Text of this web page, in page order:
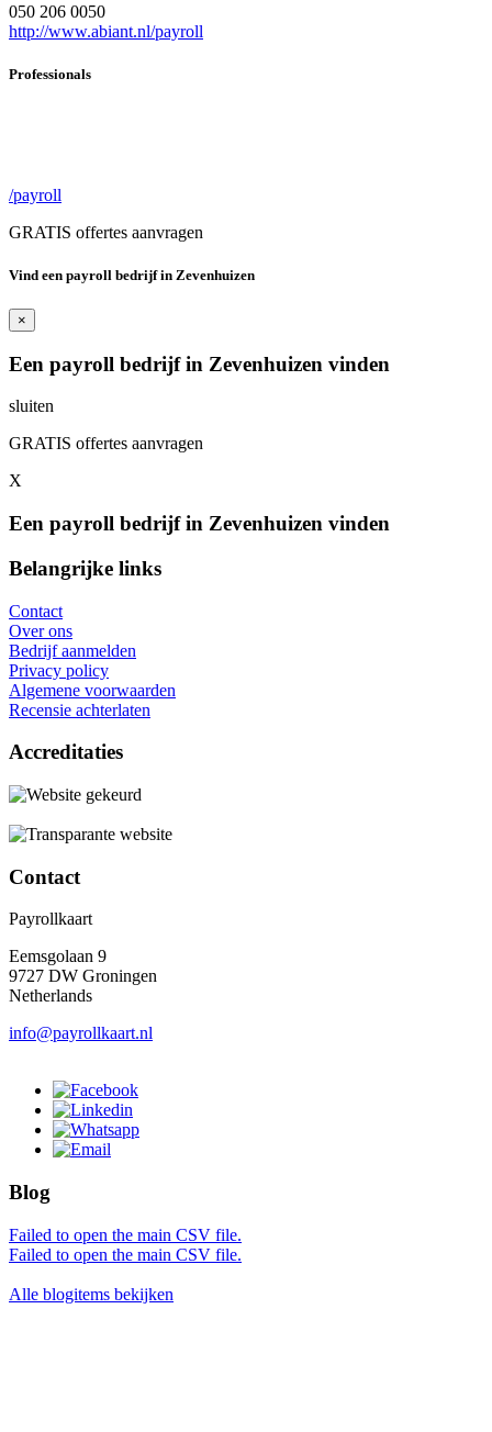
050 206 0050
http://www.abiant.nl/payroll
Professionals
/payroll
GRATIS offertes aanvragen
Vind een payroll bedrijf in Zevenhuizen
×
Een payroll bedrijf in Zevenhuizen vinden
sluiten
GRATIS offertes aanvragen
X
Een payroll bedrijf in Zevenhuizen vinden
Belangrijke links
Contact
Over ons
Bedrijf aanmelden
Privacy policy
Algemene voorwaarden
Recensie achterlaten
Accreditaties
Contact
Payrollkaart
Eemsgolaan 9
9727 DW Groningen
Netherlands
info@payrollkaart.nl
Blog
Failed to open the main CSV file.
Failed to open the main CSV file.
Alle blogitems bekijken